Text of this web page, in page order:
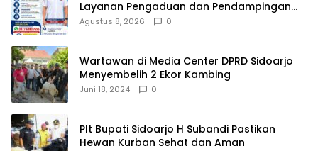
Layanan Pengaduan dan Pendampingan
Rehabilitasi NAPZA 24 Jam
Agustus 8, 2026 0
Wartawan di Media Center DPRD Sidoarjo
Menyembelih 2 Ekor Kambing
Juni 18, 2024 0
Plt Bupati Sidoarjo H Subandi Pastikan
Hewan Kurban Sehat dan Aman